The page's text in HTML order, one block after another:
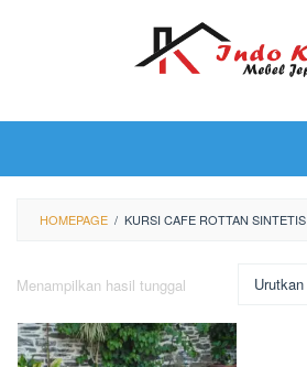
HOMEPAGE / KURSI CAFE ROTTAN SINTETIS
Menampilkan hasil tunggal